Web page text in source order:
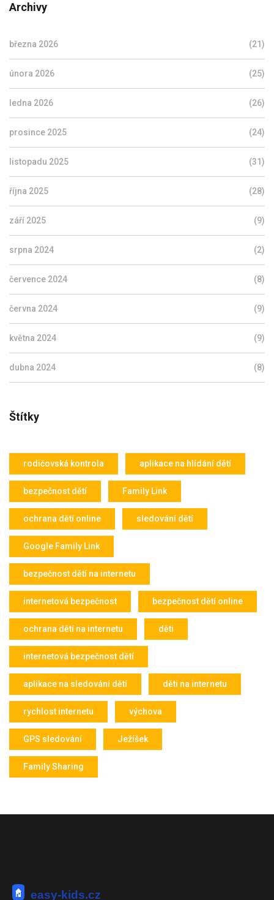
Archivy
března 2026 (21)
února 2026 (25)
ledna 2026 (26)
prosince 2025 (24)
listopadu 2025 (31)
října 2025 (28)
září 2025 (9)
srpna 2024 (2)
července 2024 (8)
června 2024 (9)
května 2024 (9)
dubna 2024 (8)
Štítky
rodičovská kontrola aplikace na hlídání dětí
bezpečnost dětí Family Link
ochrana dětí online sledování dětí
Google Family Link
bezpečnost dětí na internetu
internetová bezpečnost bezpečnost dětí online
ochrana dětí na internetu děti
internetová bezpečnost dětí
aplikace na sledování dětí děti na internetu
rychlost internetu výchova
GPS sledování Ježíšek
Family Sharing